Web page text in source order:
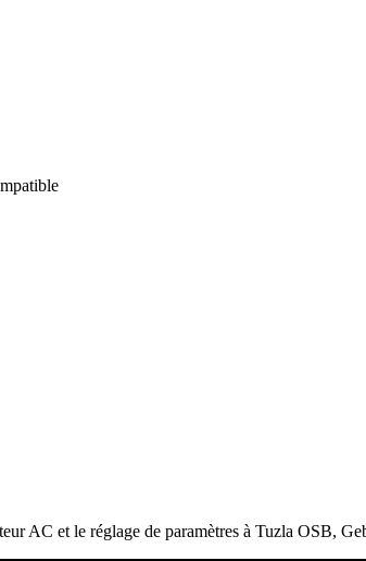
AC et le réglage de paramètres à Tuzla OSB,